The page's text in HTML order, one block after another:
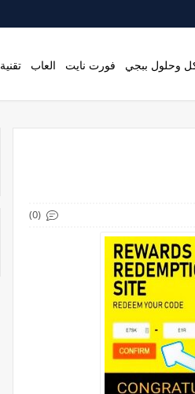
وحلول ببجي فورت نايت العاب تقنية
(0)